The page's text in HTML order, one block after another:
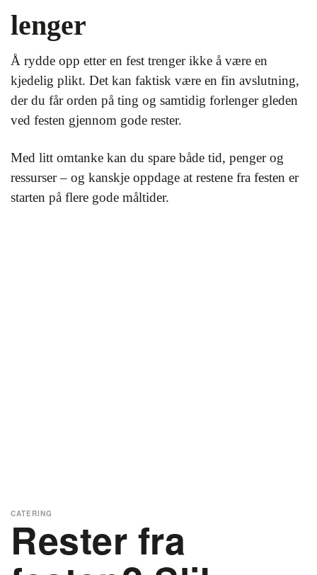
lenger
Å rydde opp etter en fest trenger ikke å være en
kjedelig plikt. Det kan faktisk være en fin avslutning,
der du får orden på ting og samtidig forlenger gleden
ved festen gjennom gode rester.
Med litt omtanke kan du spare både tid, penger og
ressurser – og kanskje oppdage at restene fra festen er
starten på flere gode måltider.
Rester fra
CATERING